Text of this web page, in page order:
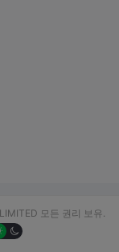
모든 권리 보유.